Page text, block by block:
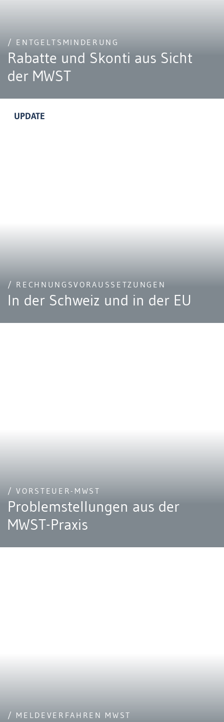
/ ENTGELTSMINDERUNG
Rabatte und Skonti aus Sicht
der MWST
UPDATE
/ RECHNUNGSVORAUSSETZUNGEN
In der Schweiz und in der EU
/ VORSTEUER-MWST
Problemstellungen aus der
MWST-Praxis
/ MELDEVERFAHREN MWST